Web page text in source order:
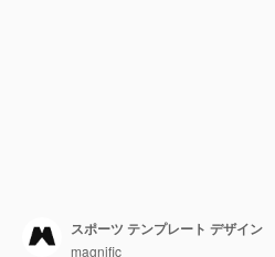
スポーツ テンプレート デザイン
magnific